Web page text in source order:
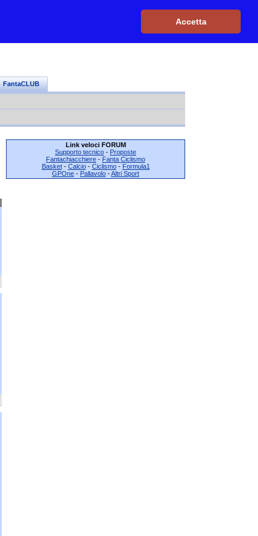
Accetta
Contattaci|Login|
FantaCLUB
Link veloci FORUM
Supporto tecnico - Proposte
Fantachiacchiere - Fanta Ciclismo
Basket- Calcio- Ciclismo- Formula1
GPOne - Pallavolo -Altri Sport